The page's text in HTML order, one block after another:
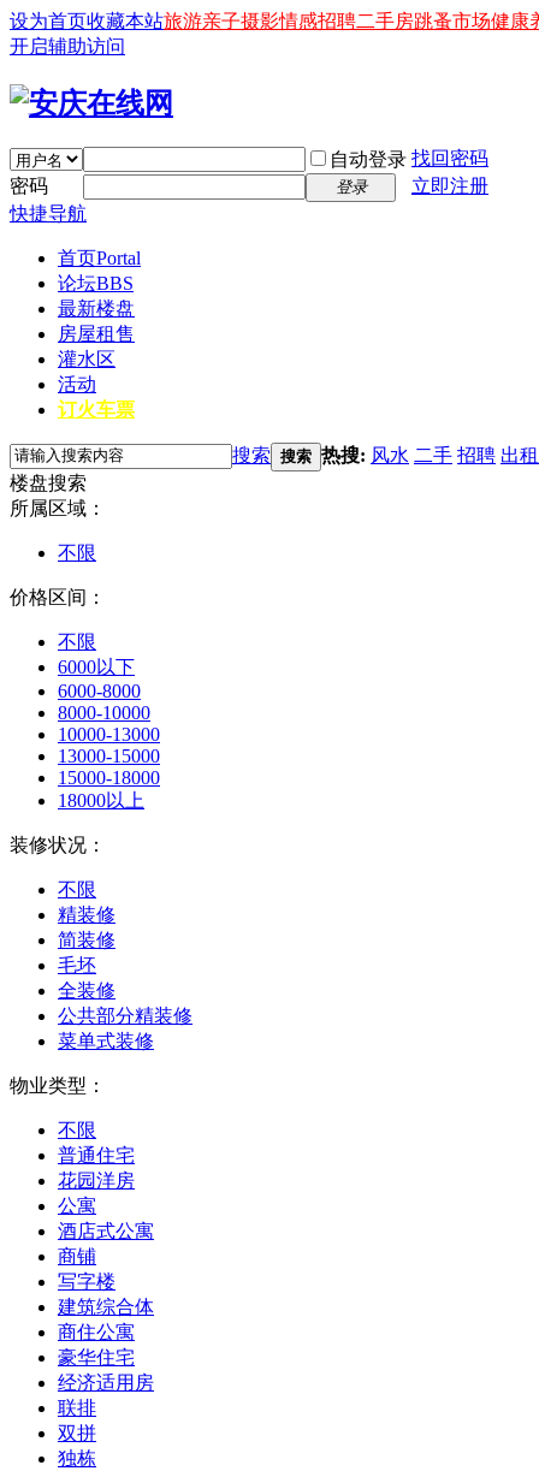
设为首页收藏本站旅游亲子摄影情感招聘二手房跳蚤市场健康
开启辅助访问
自动登录 找回密码
密码
登录
立即注册
快捷导航
首页Portal
论坛BBS
最新楼盘
房屋租售
灌水区
活动
订火车票
搜索 搜索 热搜: 风水 二手 招聘 出租
楼盘搜索
所属区域：
不限
价格区间：
不限
6000以下
6000-8000
8000-10000
10000-13000
13000-15000
15000-18000
18000以上
装修状况：
不限
精装修
简装修
毛坯
全装修
公共部分精装修
菜单式装修
物业类型：
不限
普通住宅
花园洋房
公寓
酒店式公寓
商铺
写字楼
建筑综合体
商住公寓
豪华住宅
经济适用房
联排
双拼
独栋